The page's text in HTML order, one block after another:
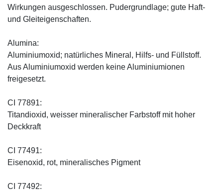
Wirkungen ausgeschlossen. Pudergrundlage; gute Haft-
und Gleiteigenschaften.
Alumina:
Aluminiumoxid; natürliches Mineral, Hilfs- und Füllstoff.
Aus Aluminiumoxid werden keine Aluminiumionen
freigesetzt.
CI 77891:
Titandioxid, weisser mineralischer Farbstoff mit hoher
Deckkraft
CI 77491:
Eisenoxid, rot, mineralisches Pigment
CI 77492: